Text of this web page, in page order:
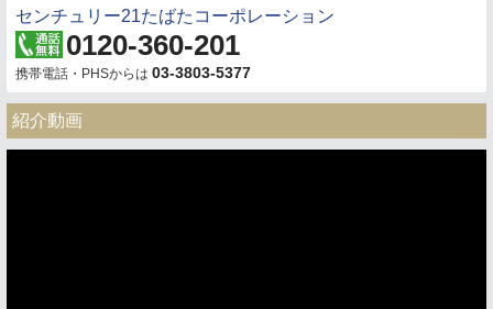
センチュリー21たばたコーポレーション
0120-360-201
携帯電話・PHSからは 03-3803-5377
紹介動画